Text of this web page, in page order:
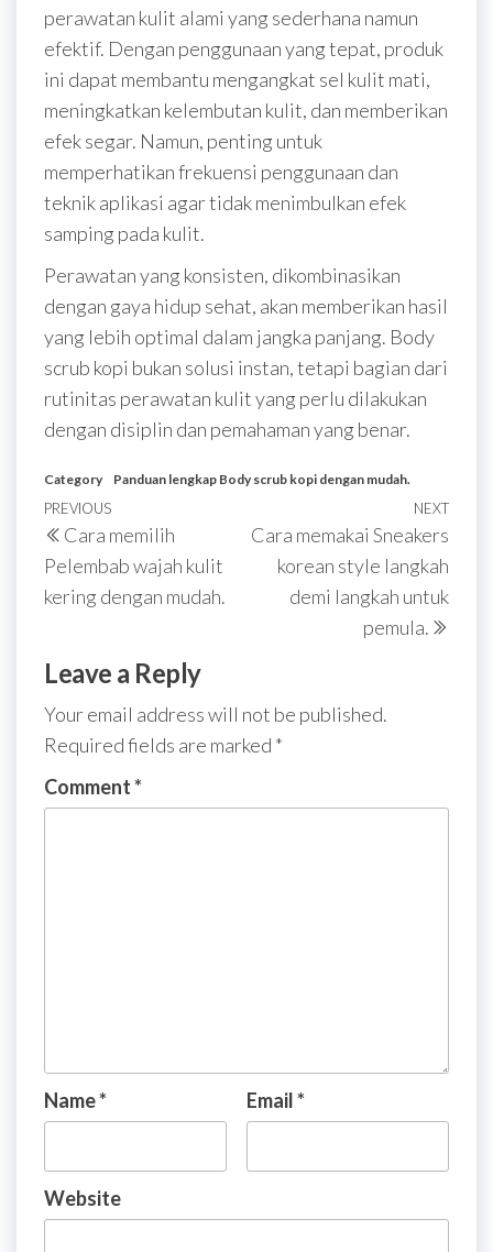
perawatan kulit alami yang sederhana namun
efektif. Dengan penggunaan yang tepat, produk
ini dapat membantu mengangkat sel kulit mati,
meningkatkan kelembutan kulit, dan memberikan
efek segar. Namun, penting untuk
memperhatikan frekuensi penggunaan dan
teknik aplikasi agar tidak menimbulkan efek
samping pada kulit.
Perawatan yang konsisten, dikombinasikan
dengan gaya hidup sehat, akan memberikan hasil
yang lebih optimal dalam jangka panjang. Body
scrub kopi bukan solusi instan, tetapi bagian dari
rutinitas perawatan kulit yang perlu dilakukan
dengan disiplin dan pemahaman yang benar.
Category Panduan lengkap Body scrub kopi dengan mudah.
Post
navigation
Previous
Post
PREVIOUS
Cara memilih
Pelembab wajah kulit
kering dengan mudah.
Next
NEXT
Cara memakai Sneakers
korean style langkah
demi langkah untuk
pemula.
Leave a Reply
Your email address will not be published.
Required fields are marked *
Comment*
Name* Email*
Website